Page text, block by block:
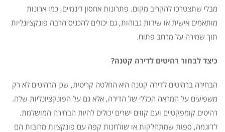
מבלי שתצטרכו להקריב מקום. פתרונות אחסון דינמיים, כמו ארונות
מותאמים אישית או שידות גבוהות, גם יכולים להכניס הרבה פונקציונליות
תוך שמירה על מרחב פתוח.
כיצד לבחור רהיטים לדירה קטנה?
הבחירה ברהיטים לדירה קטנה היא החלטה קריטית, שכן הרהיטים לא רק
משפיעים על המראה הכללי של הדירה, אלא גם על הפונקציונליות שלה.
רהיטים קומפקטיים ועם קווים ישרים יכולים להיות הבחירה המושלמת.
לדוגמה, ספות שמתחלקות או שולחנות קפה עם פונקציות מרובות הם